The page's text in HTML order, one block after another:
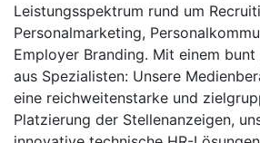
Leistungsspektrum rund um
Personalmarketing,
Employer Branding. Mit einem bunt
aus Spezialisten: Unsere
eine reichweitenstarke und
Platzierung der Stellenanzeigen,